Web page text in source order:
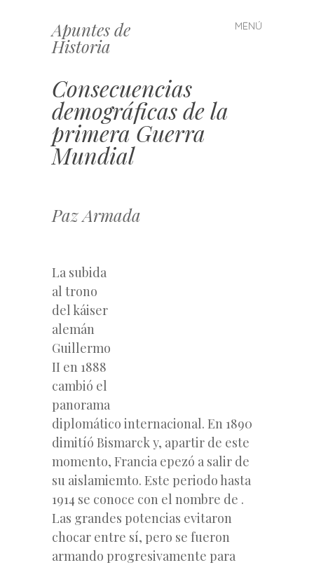
Apuntes de
Historia
MENÚ
Saltar
al
Consecuencias
demográficas de la
primera Guerra
Mundial
Paz Armada
La subida
al trono
del káiser
alemán
Guillermo
II en 1888
cambió el
panorama
diplomático internacional. En 1890
dimitíó Bismarck y, apartir de este
momento, Francia epezó a salir de
su aislamiemto. Este periodo hasta
1914 se conoce con el nombre de .
Las grandes potencias evitaron
chocar entre sí, pero se fueron
armando progresivamente para